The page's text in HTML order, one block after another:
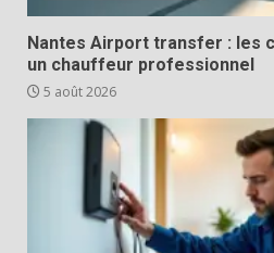
Nantes Airport transfer : les
un chauffeur professionnel
5 août 2026